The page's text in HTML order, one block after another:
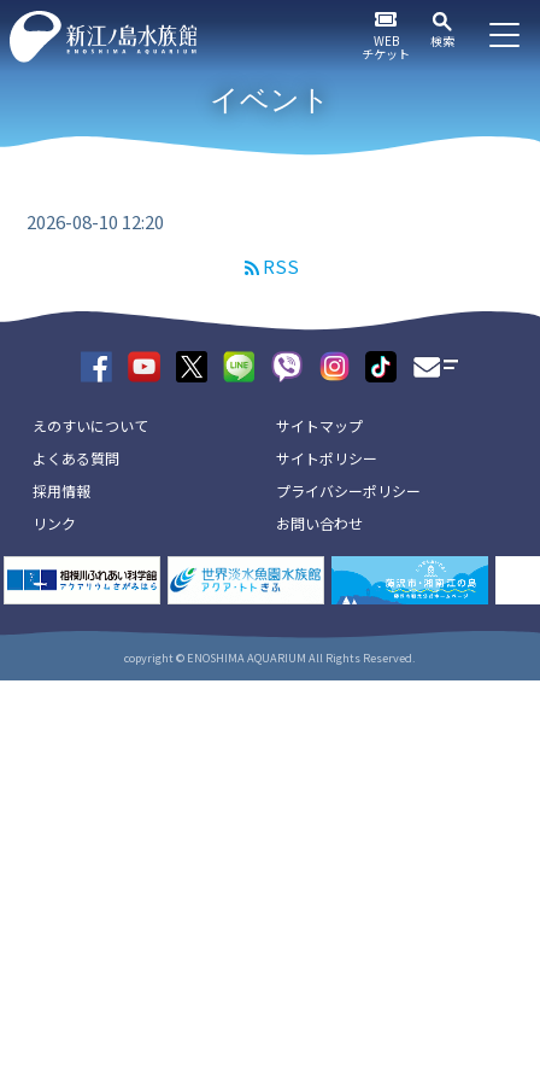
WEB
チケット
検索
イベント
2026-08-10 12:20
RSS
えのすいについて
よくある質問
採用情報
リンク
サイトマップ
サイトポリシー
プライバシーポリシー
お問い合わせ
copyright © ENOSHIMA AQUARIUM All Rights Reserved.